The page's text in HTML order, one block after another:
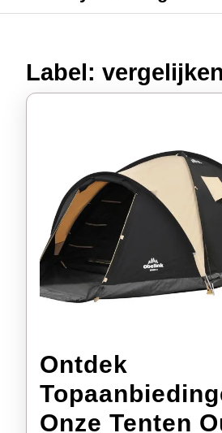
Label: vergelijken
Ontdek
Onze Tenten